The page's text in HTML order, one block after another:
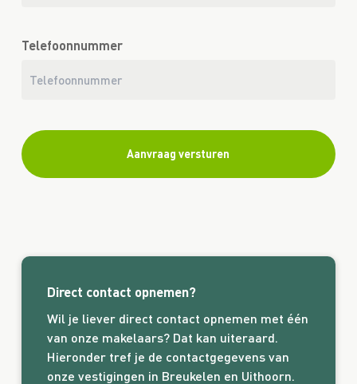
Telefoonnummer
Direct contact opnemen?
Wil je liever direct contact opnemen met één
van onze makelaars? Dat kan uiteraard.
Hieronder tref je de contactgegevens van
onze vestigingen in Breukelen en Uithoorn.